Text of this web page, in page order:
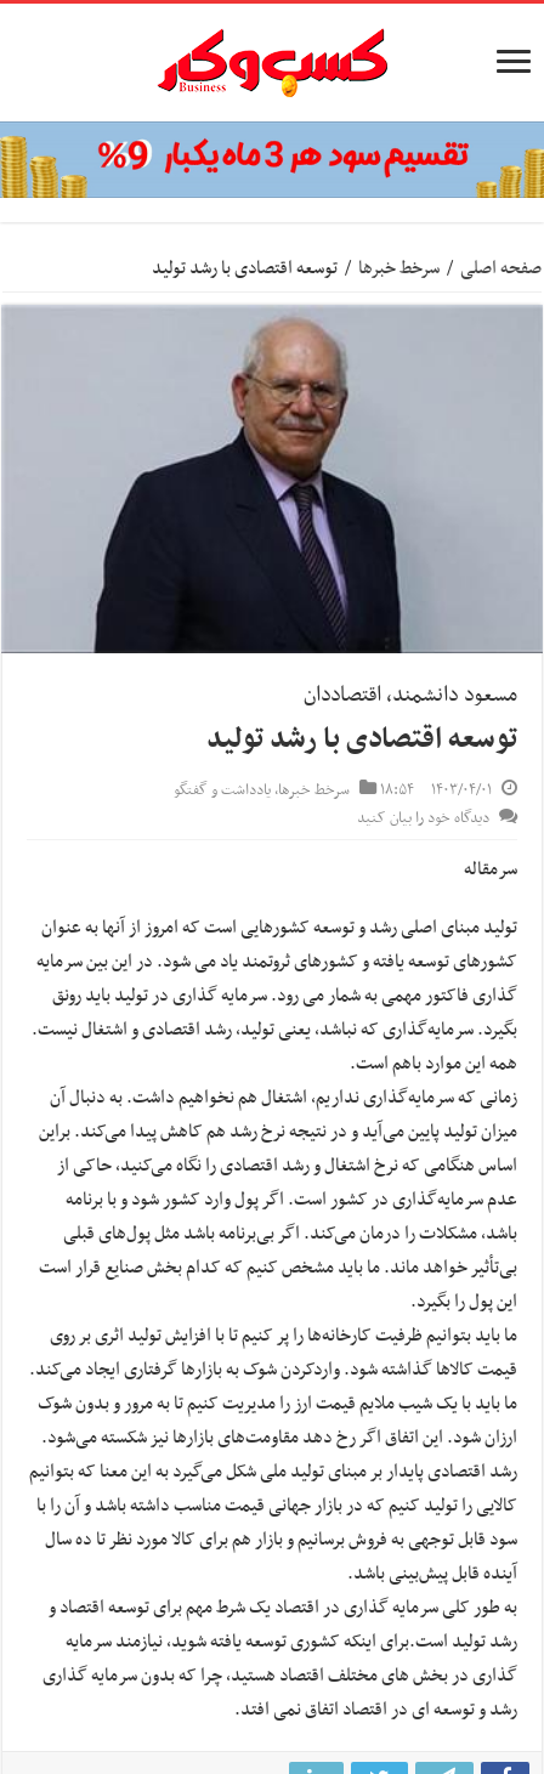
صفحه اصلی / سرخط خبرها / توسعه اقتصادی با رشد تولید
مسعود دانشمند، اقتصاددان
توسعه اقتصادی با رشد تولید
۱۴۰۳/۰۴/۰۱ ۱۸:۵۴ سرخط خبرها,یادداشت و گفتگو
دیدگاه خود را بیان کنید
سرمقاله
تولید مبنای اصلی رشد و توسعه کشورهایی است که امروز از آنها به عنوان
کشورهای توسعه یافته و کشورهای ثروتمند یاد می شود. در این بین سرمایه
گذاری فاکتور مهمی به شمار می رود. سرمایه گذاری در تولید باید رونق
بگیرد. سرمایه‌گذاری که نباشد، یعنی تولید، رشد اقتصادی و اشتغال نیست.
همه این موارد باهم است.
زمانی که سرمایه‌گذاری نداریم، اشتغال هم نخواهیم داشت. به دنبال آن
میزان تولید پایین می‌آید و در نتیجه نرخ رشد هم کاهش پیدا می‌کند. براین
اساس هنگامی که نرخ اشتغال و رشد اقتصادی را نگاه می‌کنید، حاکی از
عدم سرمایه‌گذاری در کشور است. اگر پول وارد کشور شود و با برنامه
باشد، مشکلات را درمان می‌کند. اگر بی‌برنامه باشد مثل پول‌های قبلی
بی‌تأثیر خواهد ماند. ما باید مشخص کنیم که کدام بخش صنایع قرار است
این پول را بگیرد.
ما باید بتوانیم ظرفیت کارخانه‌ها را پر کنیم تا با افزایش تولید اثری بر روی
قیمت کالاها گذاشته شود. واردکردن شوک به بازارها گرفتاری ایجاد می‌کند.
ما باید با یک شیب ملایم قیمت ارز را مدیریت کنیم تا به ‌مرور و بدون شوک
ارزان شود. این اتفاق اگر رخ دهد مقاومت‌های بازارها نیز شکسته می‌شود.
رشد اقتصادی پایدار بر مبنای تولید ملی شکل می‌گیرد به این معنا که بتوانیم
کالایی را تولید کنیم که در بازار جهانی قیمت مناسب داشته باشد و آن را با
سود قابل توجهی به فروش برسانیم و بازار هم برای کالا مورد نظر تا ده سال
آینده قابل پیش‌بینی باشد.
به طور کلی سرمایه گذاری در اقتصاد یک شرط مهم برای توسعه اقتصاد و
رشد تولید است.برای اینکه کشوری توسعه یافته شوید، نیازمند سرمایه
گذاری در بخش های مختلف اقتصاد هستید، چرا که بدون سرمایه گذاری
رشد و توسعه ای در اقتصاد اتفاق نمی افتد.